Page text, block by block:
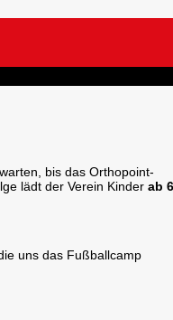
bis das Orthopoint-
lädt der Verein Kinder ab 6
uns das Fußballcamp